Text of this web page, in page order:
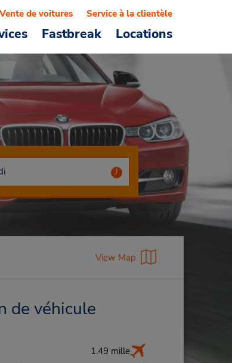
Fastbreak Locations
Vente de voitures Service à la clientèle
View Map
de véhicule
1.49 mille